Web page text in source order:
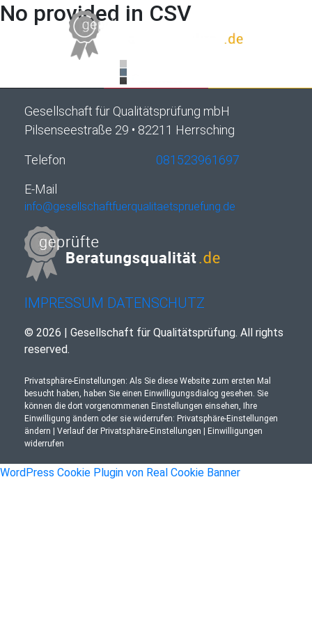
No provided in CSV
Gesellschaft für Qualitätsprüfung mbH
Pilsenseestraße 29 • 82211 Herrsching
Telefon
081523961697
E-Mail
info@gesellschaftfuerqualitaetspruefung.de
IMPRESSUM DATENSCHUTZ
© 2026 | Gesellschaft für Qualitätsprüfung. All rights
reserved.
Privatsphäre-Einstellungen: Als Sie diese Website zum ersten Mal
besucht haben, haben Sie einen Einwilligungsdialog gesehen. Sie
können die dort vorgenommenen Einstellungen einsehen, Ihre
Einwilligung ändern oder sie widerrufen: Privatsphäre-Einstellungen
ändern
Verlauf der Privatsphäre-Einstellungen
Einwilligungen
widerrufen
WordPress Cookie Plugin von Real Cookie Banner